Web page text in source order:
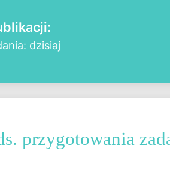
dzisiaj
przygotowania